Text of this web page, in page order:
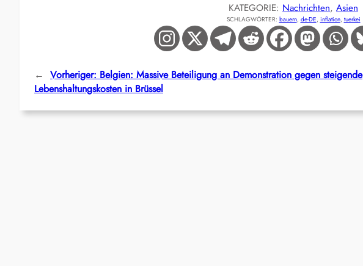
KATEGORIE: Nachrichten, Asien
SCHLAGWÖRTER: bauern, de-DE, inflation, tuerkei
← Vorheriger: Belgien: Massive Beteiligung an Demonstration gegen steigende
Lebenshaltungskosten in Brüssel